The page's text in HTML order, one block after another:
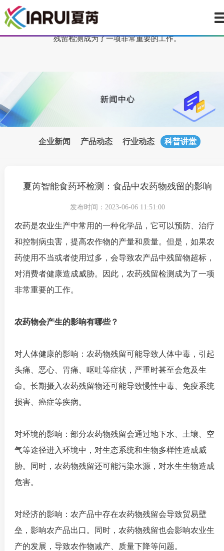
农药是农业生产中常用的一种化学品，它可以预防、治疗和控制病
害，提高农作物的产量和质量。但是，如果农药使用不当或者使用
多，会导致农产品中残留物超标，对消费者健康造成威胁。因此，
残留检测成为了一项非常重要的工作。
企业新闻 产品动态 行业动态 科普讲堂
夏芮智能食药环检测：食品中农药物残留的影响
发布时间：2023-06-06 11:51:00
农药是农业生产中常用的一种化学品，它可以预防、治疗
和控制病虫害，提高农作物的产量和质量。但是，如果农
药使用不当或者使用过多，会导致农产品中残留物超标，
对消费者健康造成威胁。因此，农药残留检测成为了一项
非常重要的工作。
农药物会产生的影响有哪些？
对人体健康的影响：农药物残留可能导致人体中毒，引起
头痛、恶心、胃痛、呕吐等症状，严重时甚至会危及生
命。长期摄入农药残留物还可能导致慢性中毒、免疫系统
损害、癌症等疾病。
对环境的影响：部分农药物残留会通过地下水、土壤、空
气等途径进入环境中，对生态系统和生物多样性造成威
胁。同时，农药物残留还可能污染水源，对水生生物造成
危害。
对经济的影响：农产品中存在农药物残留会导致贸易壁
垒，影响农产品出口。同时，农药物残留也会影响农业生
产的发展，导致农作物减产、质量下降等问题。